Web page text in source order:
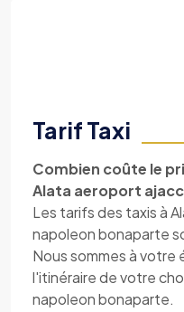
Tarif Taxi
Combien coûte le
Alata aeroport
Les tarifs des taxis à
napoleon bonaparte
Nous sommes à
l'itinéraire de votre
napoleon bonaparte.